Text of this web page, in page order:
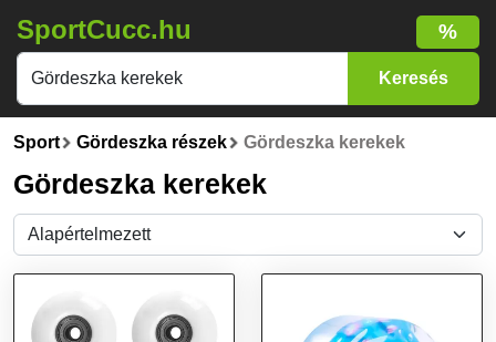
SportCucc.hu %
Sport Gördeszka részek Gördeszka kerekek
Gördeszka kerekek